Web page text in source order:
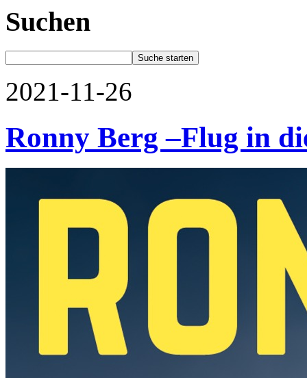
Suchen
2021-11-26
Ronny Berg –Flug in